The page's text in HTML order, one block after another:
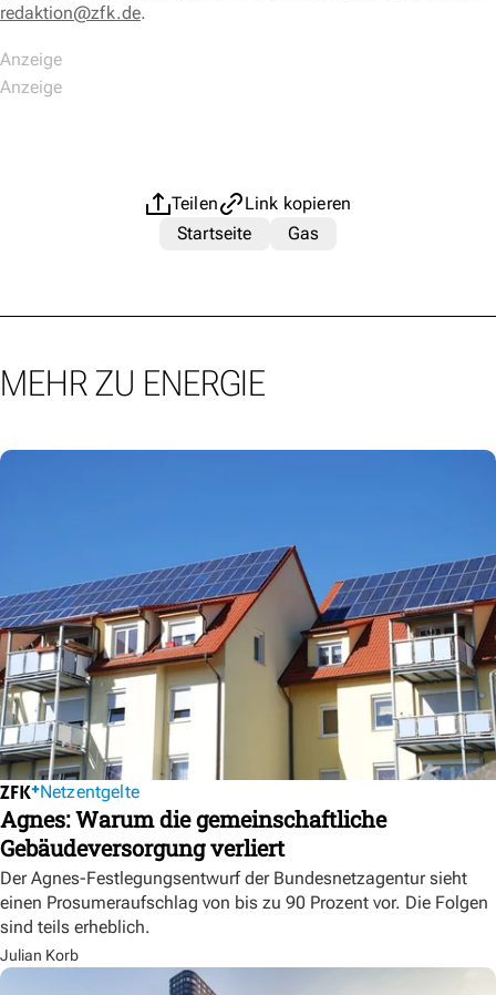
redaktion@zfk.de.
Teilen
Link kopieren
Startseite
Gas
MEHR ZU ENERGIE
Netzentgelte
Agnes: Warum die gemeinschaftliche
Gebäudeversorgung verliert
Der Agnes-Festlegungsentwurf der Bundesnetzagentur sieht
einen Prosumeraufschlag von bis zu 90 Prozent vor. Die Folgen
sind teils erheblich.
Julian Korb